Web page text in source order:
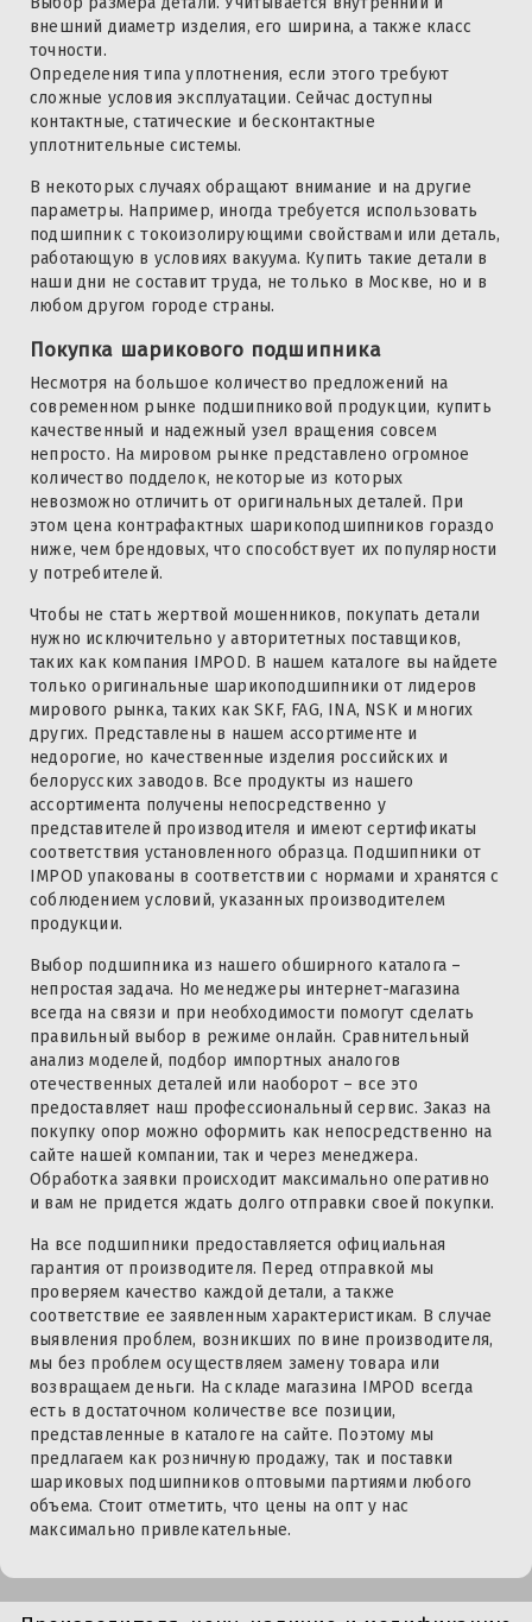
внешний диаметр изделия, его ширина, а также класс
точности.
Определения типа уплотнения, если этого требуют
сложные условия эксплуатации. Сейчас доступны
контактные, статические и бесконтактные
уплотнительные системы.
В некоторых случаях обращают внимание и на другие
параметры. Например, иногда требуется использовать
подшипник с токоизолирующими свойствами или деталь,
работающую в условиях вакуума. Купить такие детали в
наши дни не составит труда, не только в Москве, но и в
любом другом городе страны.
Покупка шарикового подшипника
Несмотря на большое количество предложений на
современном рынке подшипниковой продукции, купить
качественный и надежный узел вращения совсем
непросто. На мировом рынке представлено огромное
количество подделок, некоторые из которых
невозможно отличить от оригинальных деталей. При
этом цена контрафактных шарикоподшипников гораздо
ниже, чем брендовых, что способствует их популярности
у потребителей.
Чтобы не стать жертвой мошенников, покупать детали
нужно исключительно у авторитетных поставщиков,
таких как компания IMPOD. В нашем каталоге вы найдете
только оригинальные шарикоподшипники от лидеров
мирового рынка, таких как SKF, FAG, INA, NSK и многих
других. Представлены в нашем ассортименте и
недорогие, но качественные изделия российских и
белорусских заводов. Все продукты из нашего
ассортимента получены непосредственно у
представителей производителя и имеют сертификаты
соответствия установленного образца. Подшипники от
IMPOD упакованы в соответствии с нормами и хранятся с
соблюдением условий, указанных производителем
продукции.
Выбор подшипника из нашего обширного каталога –
непростая задача. Но менеджеры интернет-магазина
всегда на связи и при необходимости помогут сделать
правильный выбор в режиме онлайн. Сравнительный
анализ моделей, подбор импортных аналогов
отечественных деталей или наоборот – все это
предоставляет наш профессиональный сервис. Заказ на
покупку опор можно оформить как непосредственно на
сайте нашей компании, так и через менеджера.
Обработка заявки происходит максимально оперативно
и вам не придется ждать долго отправки своей покупки.
На все подшипники предоставляется официальная
гарантия от производителя. Перед отправкой мы
проверяем качество каждой детали, а также
соответствие ее заявленным характеристикам. В случае
выявления проблем, возникших по вине производителя,
мы без проблем осуществляем замену товара или
возвращаем деньги. На складе магазина IMPOD всегда
есть в достаточном количестве все позиции,
представленные в каталоге на сайте. Поэтому мы
предлагаем как розничную продажу, так и поставки
шариковых подшипников оптовыми партиями любого
объема. Стоит отметить, что цены на опт у нас
максимально привлекательные.